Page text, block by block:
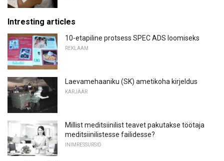
Intresting articles
10-etapiline protsess SPEC ADS loomiseks
REKLAAM
Laevamehaaniku (SK) ametikoha kirjeldus
KARJÄÄR
Millist meditsiinilist teavet pakutakse töötaja
meditsiinilistesse failidesse?
INIMRESSURSID